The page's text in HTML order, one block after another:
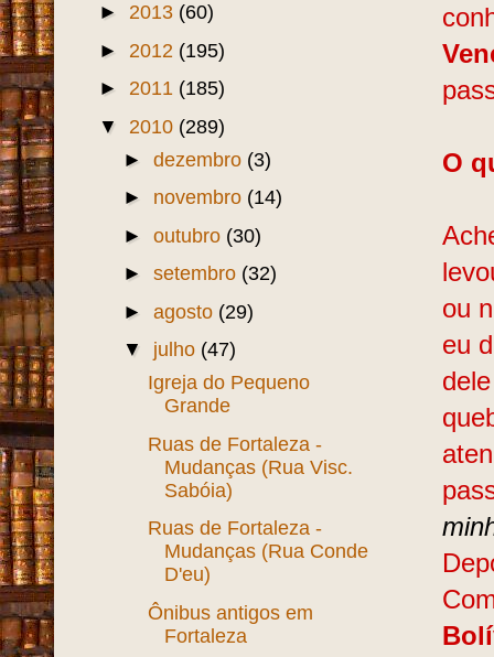
O
ou
eu
► 2013 (60)
► 2012 (195)
► 2011 (185)
▼ 2010 (289)
► dezembro (3)
► novembro (14)
► outubro (30)
► setembro (32)
► agosto (29)
▼ julho (47)
Igreja do Pequeno
Grande
Ruas de Fortaleza -
Mudanças (Rua Visc.
Sabóia)
Ruas de Fortaleza -
Mudanças (Rua Conde
D'eu)
Ônibus antigos em
Fortaleza